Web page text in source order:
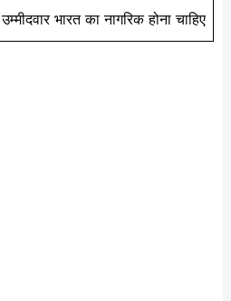
उम्मीदवार भारत का नागरिक होना चाहिए